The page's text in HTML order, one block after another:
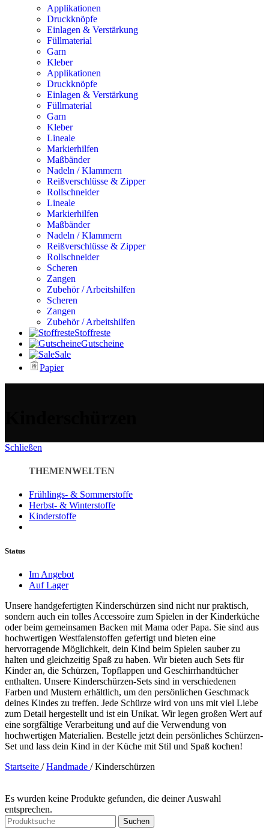
Applikationen
Druckknöpfe
Einlagen & Verstärkung
Füllmaterial
Garn
Kleber
Applikationen
Druckknöpfe
Einlagen & Verstärkung
Füllmaterial
Garn
Kleber
Lineale
Markierhilfen
Maßbänder
Nadeln / Klammern
Reißverschlüsse & Zipper
Rollschneider
Lineale
Markierhilfen
Maßbänder
Nadeln / Klammern
Reißverschlüsse & Zipper
Rollschneider
Scheren
Zangen
Zubehör / Arbeitshilfen
Scheren
Zangen
Zubehör / Arbeitshilfen
Stoffreste
Gutscheine
Sale
Papier
Schließen
THEMENWELTEN
Frühlings- & Sommerstoffe
Herbst- & Winterstoffe
Kinderstoffe
Status
Im Angebot
Auf Lager
Unsere handgefertigten Kinderschürzen sind nicht nur praktisch,
sondern auch ein tolles Accessoire zum Spielen in der Kinderküche
oder beim gemeinsamen Backen mit Mama oder Papa. Sie sind aus
hochwertigen Westfalenstoffen gefertigt und bieten eine
hervorragende Möglichkeit, dein Kind beim Spielen sauber zu
halten und gleichzeitig Spaß zu haben. Wir bieten auch Sets für
Kinder an, die Schürzen, Topflappen und Geschirrhandtücher
enthalten. Unsere Kinderschürzen-Sets sind in verschiedenen
Farben und Mustern erhältlich, um den persönlichen Geschmack
deines Kindes zu treffen. Jede Schürze wird von uns mit viel Liebe
zum Detail hergestellt und ist ein Unikat. Wir legen großen Wert auf
eine sorgfältige Verarbeitung und auf die Verwendung von
hochwertigen Materialien. Bestelle jetzt dein persönliches Schürzen-
Set und lass dein Kind in der Küche mit Stil und Spaß kochen!
Startseite / Handmade / Kinderschürzen
Es wurden keine Produkte gefunden, die deiner Auswahl
entsprechen.
Suchen